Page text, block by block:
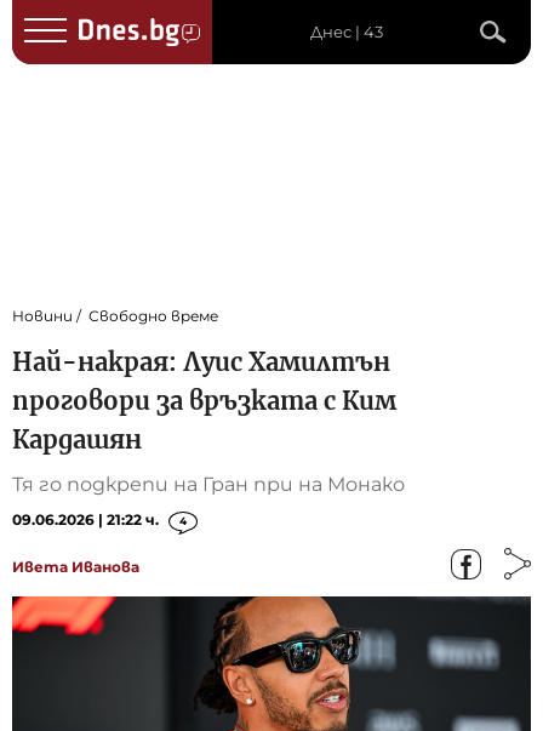
Днес | 43
Новини Свободно време
Най-накрая: Луис Хамилтън
проговори за връзката с Ким
Кардашян
Тя го подкрепи на Гран при на Монако
09.06.2026 | 21:22 ч. 4
Ивета Иванова